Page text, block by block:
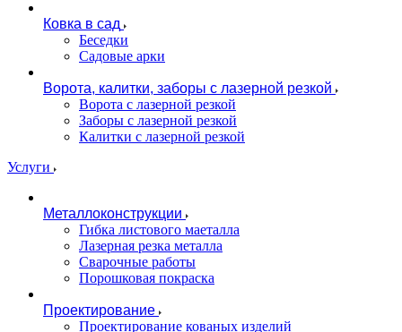
Ковка в сад
Беседки
Садовые арки
Ворота, калитки, заборы с лазерной резкой
Ворота с лазерной резкой
Заборы с лазерной резкой
Калитки с лазерной резкой
Услуги
Металлоконструкции
Гибка листового маеталла
Лазерная резка металла
Сварочные работы
Порошковая покраска
Проектирование
Проектирование кованых изделий